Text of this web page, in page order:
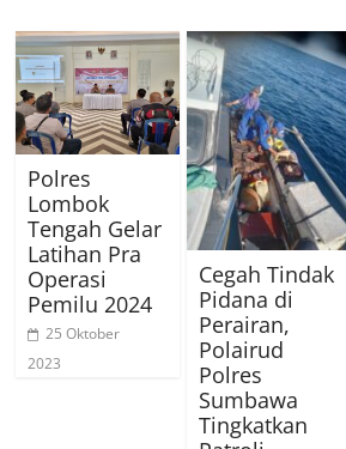
Polres
Lombok
Tengah Gelar
Latihan Pra
Operasi
Pemilu 2024
25 Oktober
2023
Cegah Tindak
Pidana di
Perairan,
Polairud
Polres
Sumbawa
Tingkatkan